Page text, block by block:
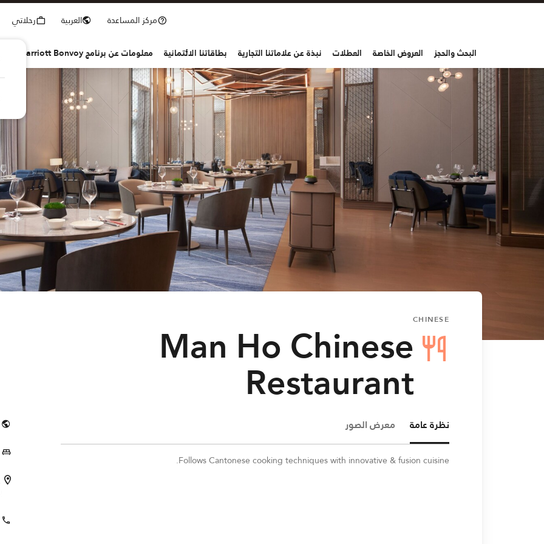
مركز المساعدة العربية رحلاتي
البحث والحجز العروض الخاصة العطلات نبذة عن علاماتنا التجارية بطاقاتنا الائتمانية معلومات عن برنامج Marriott Bonvoy
CHINESE
Man Ho Chinese
Restaurant
نظرة عامة معرض الصور
Follows Cantonese cooking techniques with innovative & fusion cuisine.